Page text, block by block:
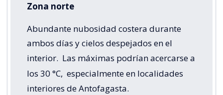
Zona norte
Abundante nubosidad costera durante
ambos días y cielos despejados en el
interior. Las máximas podrían acercarse a
los 30 °C, especialmente en localidades
interiores de Antofagasta.